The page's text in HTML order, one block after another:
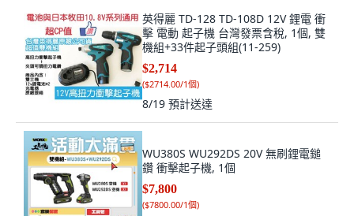
英得麗 TD-128 TD-108D 12V 鋰電 衝
擊 電動 起子機 台灣發票含稅, 1個, 雙
機組+33件起子頭組(11-259)
$2,714
($2714.00/1個)
8/19 預計送達
WU380S WU292DS 20V 無刷鋰電鎚
鑽 衝擊起子機, 1個
$7,800
($7800.00/1個)